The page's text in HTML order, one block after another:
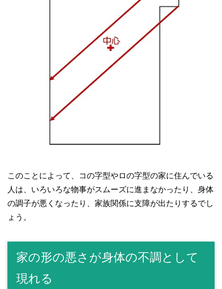
このことによって、コの字型やロの字型の家に住んでいる
人は、いろいろな物事がスムーズに進まなかったり、身体
の調子が悪くなったり、家族関係に支障が出たりするでし
ょう。
家の形の悪さが身体の不調として
現れる